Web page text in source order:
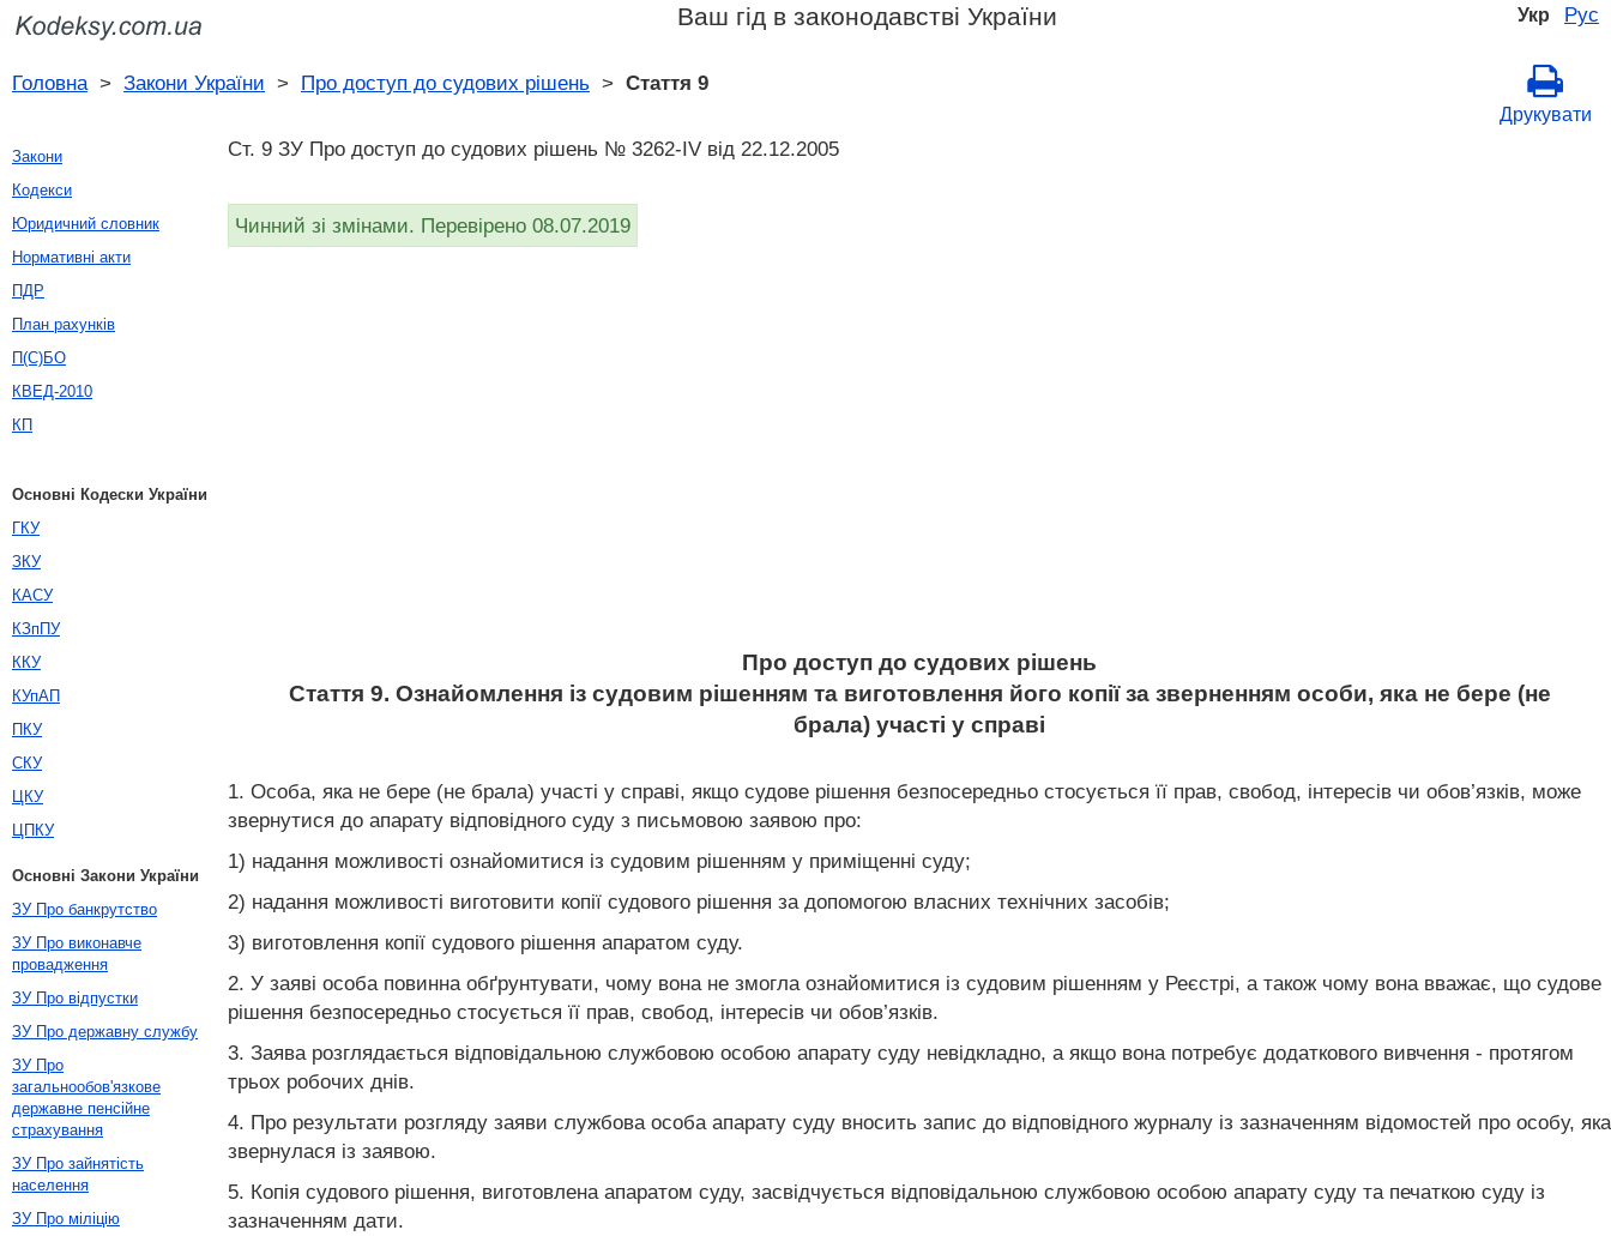
Укр Рус
Ваш гід в законодавстві України
Головна> Закони України > Про доступ до судових рішень > Стаття 9
Друкувати
Ст. 9 ЗУ Про доступ до судових рішень № 3262-IV від 22.12.2005
Чинний зі змінами. Перевірено 08.07.2019
Про доступ до судових рішень
Стаття 9. Ознайомлення із судовим рішенням та виготовлення його копії за зверненням особи, яка не бере (не
брала) участі у справі
1. Особа, яка не бере (не брала) участі у справі, якщо судове рішення безпосередньо стосується її прав, свобод, інтересів чи обов’язків, може
звернутися до апарату відповідного суду з письмовою заявою про:
1) надання можливості ознайомитися із судовим рішенням у приміщенні суду;
2) надання можливості виготовити копії судового рішення за допомогою власних технічних засобів;
3) виготовлення копії судового рішення апаратом суду.
2. У заяві особа повинна обґрунтувати, чому вона не змогла ознайомитися із судовим рішенням у Реєстрі, а також чому вона вважає, що судове
рішення безпосередньо стосується її прав, свобод, інтересів чи обов’язків.
3. Заява розглядається відповідальною службовою особою апарату суду невідкладно, а якщо вона потребує додаткового вивчення - протягом
трьох робочих днів.
4. Про результати розгляду заяви службова особа апарату суду вносить запис до відповідного журналу із зазначенням відомостей про особу, яка
звернулася із заявою.
5. Копія судового рішення, виготовлена апаратом суду, засвідчується відповідальною службовою особою апарату суду та печаткою суду із
зазначенням дати.
Закони
Кодекси
Юридичний словник
Нормативні акти
ПДР
План рахунків
П(С)БО
КВЕД-2010
КП
Основні Кодески України
ГКУ
ЗКУ
КАСУ
КЗпПУ
ККУ
КУпАП
ПКУ
СКУ
ЦКУ
ЦПКУ
Основні Закони України
ЗУ Про банкрутство
ЗУ Про виконавче
провадження
ЗУ Про відпустки
ЗУ Про державну службу
ЗУ Про
загальнообов'язкове
державне пенсійне
страхування
ЗУ Про зайнятість
населення
ЗУ Про міліцію